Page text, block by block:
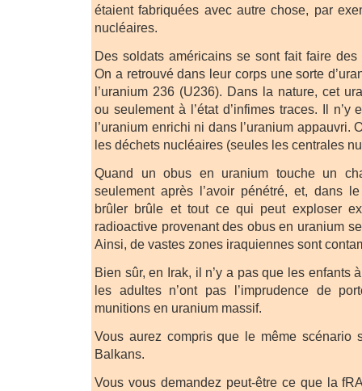
étaient fabriquées avec autre chose, par
nucléaires.
Des soldats américains se sont fait faire
On a retrouvé dans leur corps une sorte
l’uranium 236 (U236). Dans la nature, cet
ou seulement à l’état d’infimes traces. Il
l’uranium enrichi ni dans l’uranium appauvri.
les déchets nucléaires (seules les centrales
Quand un obus en uranium touche un
seulement après l’avoir pénétré, et, dans
brûler brûle et tout ce qui peut exploser
radioactive provenant des obus en uranium
Ainsi, de vastes zones iraquiennes sont
Bien sûr, en Irak, il n’y a pas que les enfants
les adultes n’ont pas l’imprudence de
munitions en uranium massif.
Vous aurez compris que le même scénario
Balkans.
Vous vous demandez peut-être ce que la